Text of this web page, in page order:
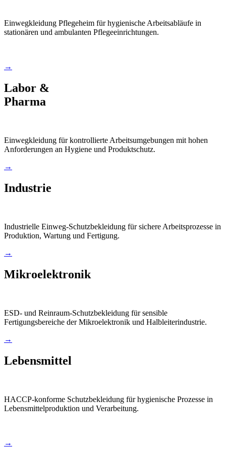
Einwegkleidung Pflegeheim für hygienische Arbeitsabläufe in
stationären und ambulanten Pflegeeinrichtungen.
→
Labor &
Pharma
Einwegkleidung für kontrollierte Arbeitsumgebungen mit hohen
Anforderungen an Hygiene und Produktschutz.
→
Industrie
Industrielle Einweg-Schutzbekleidung für sichere Arbeitsprozesse in
Produktion, Wartung und Fertigung.
→
Mikroelektronik
ESD- und Reinraum-Schutzbekleidung für sensible
Fertigungsbereiche der Mikroelektronik und Halbleiterindustrie.
→
Lebensmittel
HACCP-konforme Schutzbekleidung für hygienische Prozesse in
Lebensmittelproduktion und Verarbeitung.
→